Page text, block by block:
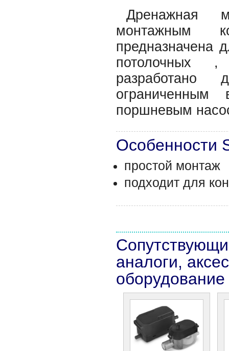
Дренажная
монтажным
предназначена
потолочных ,
разработано
ограниченным
поршневым
Особенности
простой монтаж
подходит для
аналоги,
оборудование